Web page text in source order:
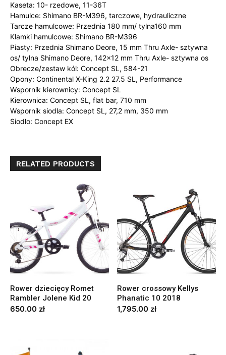
Kaseta: 10- rzedowe, 11-36T
Hamulce: Shimano BR-M396, tarczowe, hydrauliczne
Tarcze hamulcowe: Przednia 180 mm/ tylna160 mm
Klamki hamulcowe: Shimano BR-M396
Piasty: Przednia Shimano Deore, 15 mm Thru Axle- sztywna
os/ tylna Shimano Deore, 142×12 mm Thru Axle- sztywna os
Obrecze/zestaw kól: Concept SL, 584-21
Opony: Continental X-King 2.2 27.5 SL, Performance
Wspornik kierownicy: Concept SL
Kierownica: Concept SL, flat bar, 710 mm
Wspornik siodla: Concept SL, 27,2 mm, 350 mm
Siodlo: Concept EX
RELATED PRODUCTS
Rower dziecięcy Romet
Rambler Jolene Kid 20
650.00 zł
Rower crossowy Kellys
Phanatic 10 2018
1,795.00zł